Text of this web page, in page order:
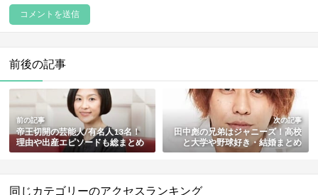
前後の記事
前の記事
帝王切開の芸能人/有名人13名！
理由や出産エピソードも総まとめ
【最新版】
次の記事
田中彪の兄弟はジャニーズ！高校
と大学や野球好き・結婚まとめ
【田中聖の弟・田中樹の兄】
同じカテゴリーのアクセスランキング